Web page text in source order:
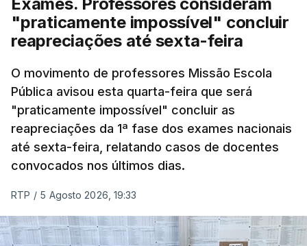
"praticamente impossível" concluir
reapreciações até sexta-feira
O movimento de professores Missão Escola
Pública avisou esta quarta-feira que será
"praticamente impossível" concluir as
reapreciações da 1ª fase dos exames nacionais
até sexta-feira, relatando casos de docentes
convocados nos últimos dias.
RTP / 5 Agosto 2026, 19:33